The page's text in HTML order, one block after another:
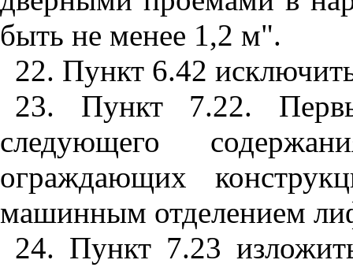
быть не менее 1,2 м".
22. Пункт 6.42
23. Пункт 7.22.
следующего
ограждающих
машинным отделением
24. Пункт 7.23